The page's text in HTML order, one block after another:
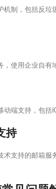
机制，包括反垃
使用企业自有
端支持，包括
持
术支持的邮箱